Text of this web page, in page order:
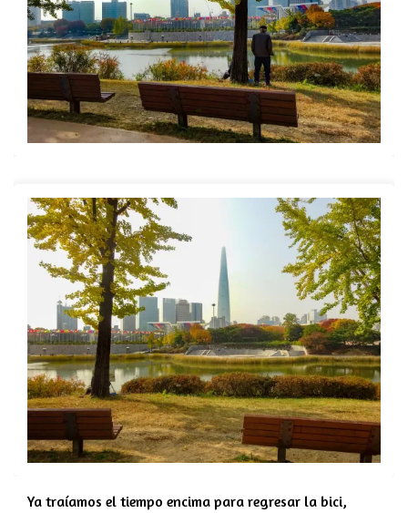
Ya traíamos el tiempo encima para regresar la bici,